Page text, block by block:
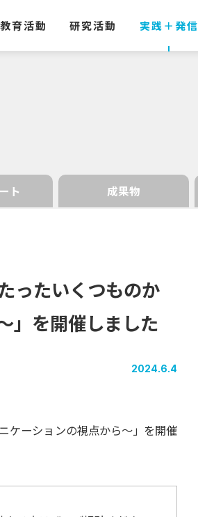
教育活動 研究活動 実践＋発信
ト 成果物
たったいくつものか
」を開催しました
2024.6.4
ケーションの視点から〜」を開催